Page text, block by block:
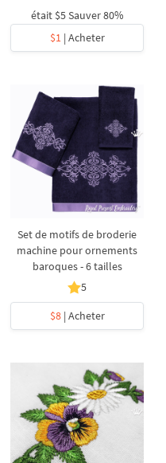
était $5Sauver 80%
$1| Acheter
Set de motifs de broderie
machine pour ornements
baroques - 6 tailles
5
$8| Acheter